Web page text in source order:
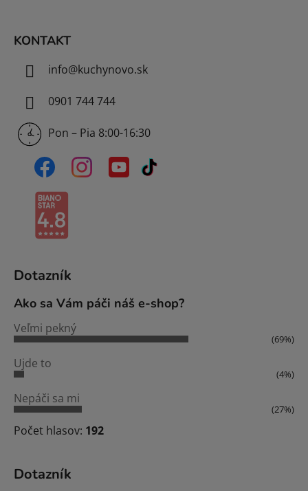
KONTAKT
info@kuchynovo.sk
0901 744 744
Pon – Pia 8:00-16:30
Dotazník
Ako sa Vám páči náš e-shop?
Veľmi pekný
(69%)
Ujde to
(4%)
Nepáči sa mi
(27%)
Počet hlasov: 192
Dotazník